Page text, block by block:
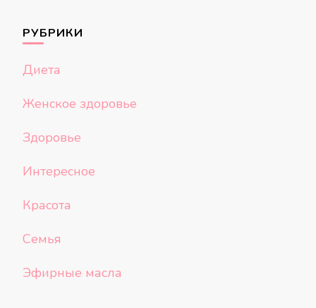
РУБРИКИ
Диета
Женское здоровье
Здоровье
Интересное
Красота
Семья
Эфирные масла